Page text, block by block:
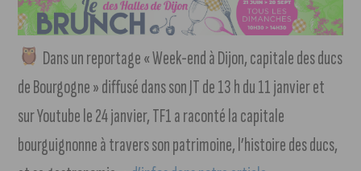
Dans un reportage « Week-end à Dijon, capitale des ducs
de Bourgogne » diffusé dans son JT de 13 h du 11 janvier et
sur Youtube le 24 janvier, TF1 a raconté la capitale
bourguignonne à travers son patrimoine, l’histoire des ducs,